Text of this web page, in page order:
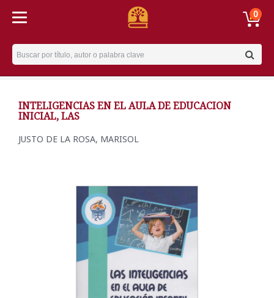
0
Username
INTELIGENCIAS EN EL AULA DE EDUCACION
INICIAL, LAS
JUSTO DE LA ROSA, MARISOL